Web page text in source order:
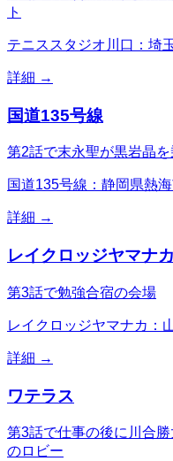
ト
テニススタジオ川口：埼
詳細 →
国道135号線
第2話で末永聖が黒岩晶
国道135号線：静岡県熱
詳細 →
レイクロッジヤマナカ
第3話で勉強合宿の会場
レイクロッジヤマナカ：
詳細 →
ワテラス
第3話で仕事の後に川合
のロビー